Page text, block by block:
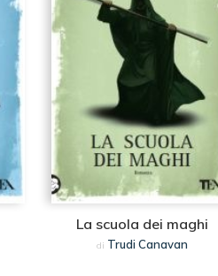
La scuola dei maghi
di Trudi Canavan